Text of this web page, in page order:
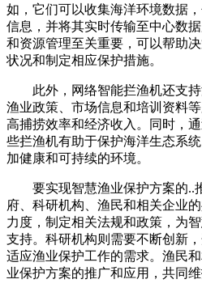
如，它们可以收集海洋环境数据
信息，并将其实时传输至中心数
和资源管理至关重要，可以帮助
状况和制定相应保护措施。
此外，网络智能拦渔机还支
渔业政策、市场信息和培训资料
高捕捞效率和经济收入。同时，
些拦渔机有助于保护海洋生态系
加健康和可持续的环境。
要实现智慧渔业保护方案的..
府、科研机构、渔民和相关企业
力度，制定相关法规和政策，为
支持。科研机构则需要不断创新
适应渔业保护工作的需求。渔民
业保护方案的推广和应用，共同